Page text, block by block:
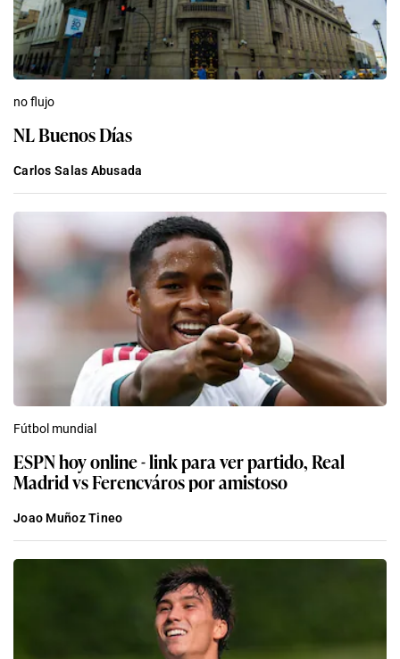
no flujo
NL Buenos Días
Carlos Salas Abusada
Fútbol mundial
ESPN hoy online - link para ver partido, Real
Madrid vs Ferencváros por amistoso
Joao Muñoz Tineo